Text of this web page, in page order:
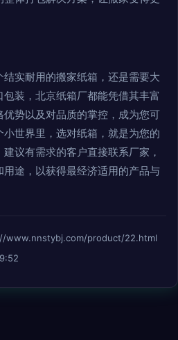
实耐用的搬家纸箱，还是需要大
装，北京纸箱厂都能凭借其丰富
势以及对品质的掌控，成为您可
世界里，选对纸箱，就是为您的
议有需求的客户直接联系厂家，
途，以获得最经济适用的产品与
www.nnstybj.com/product/22.html